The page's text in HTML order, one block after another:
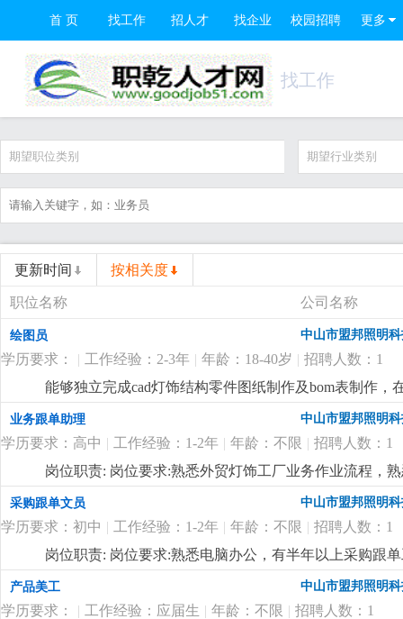
首 页 找工作 招人才 找企业 校园招聘 更多
找工作
期望职位类别 期望行业类别
更新时间 按相关度
职位名称 公司名称
绘图员 中山市盟邦照明
学历要求： | 工作经验：2-3年 | 年龄：18-40岁 | 招聘人数：1
能够独立完成cad灯饰结构零件图纸制作及bom表制作
准。更详细...
业务跟单助理 中山市盟邦照明
学历要求：高中 | 工作经验：1-2年 | 年龄：不限 | 招聘人数：1
岗位职责: 岗位要求:熟悉外贸灯饰工厂业务作业流程，
采购跟单文员 中山市盟邦照明
学历要求：初中 | 工作经验：1-2年 | 年龄：不限 | 招聘人数：1
岗位职责: 岗位要求:熟悉电脑办公，有半年以上采购跟
产品美工 中山市盟邦照明
学历要求： | 工作经验：应届生 | 年龄：不限 | 招聘人数：1